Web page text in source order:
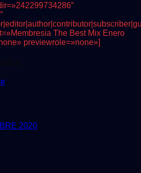
The Best Mix Enero
previewrole=»none»]
2020